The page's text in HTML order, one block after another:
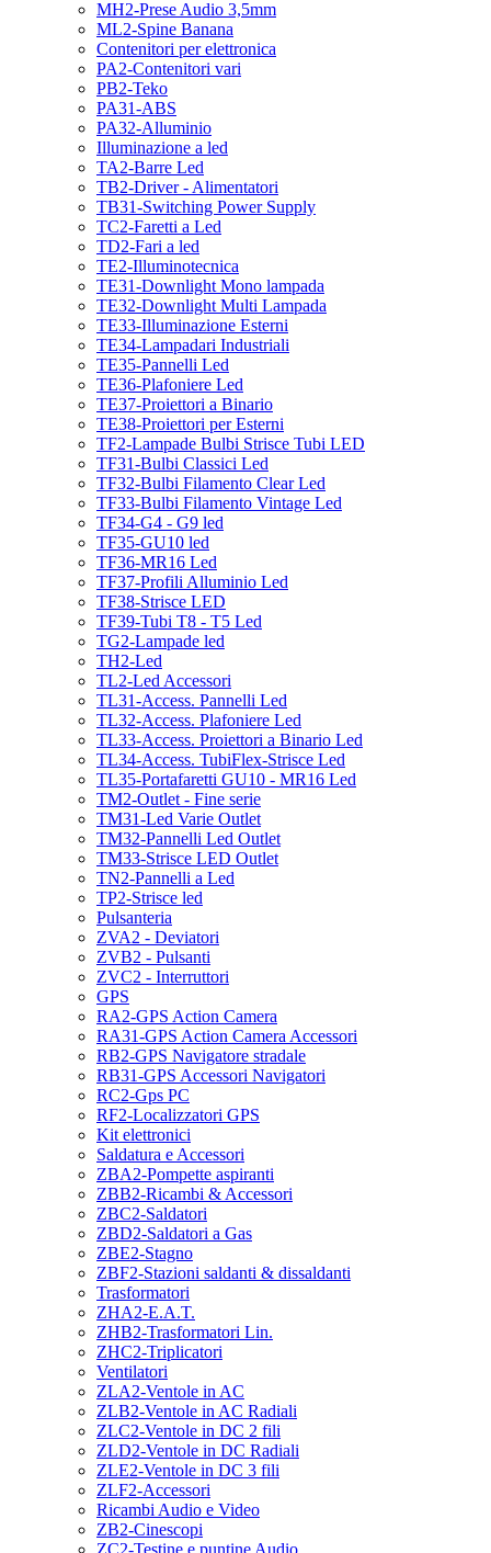
MH2-Prese Audio 3,5mm
ML2-Spine Banana
Contenitori per elettronica
PA2-Contenitori vari
PB2-Teko
PA31-ABS
PA32-Alluminio
Illuminazione a led
TA2-Barre Led
TB2-Driver - Alimentatori
TB31-Switching Power Supply
TC2-Faretti a Led
TD2-Fari a led
TE2-Illuminotecnica
TE31-Downlight Mono lampada
TE32-Downlight Multi Lampada
TE33-Illuminazione Esterni
TE34-Lampadari Industriali
TE35-Pannelli Led
TE36-Plafoniere Led
TE37-Proiettori a Binario
TE38-Proiettori per Esterni
TF2-Lampade Bulbi Strisce Tubi LED
TF31-Bulbi Classici Led
TF32-Bulbi Filamento Clear Led
TF33-Bulbi Filamento Vintage Led
TF34-G4 - G9 led
TF35-GU10 led
TF36-MR16 Led
TF37-Profili Alluminio Led
TF38-Strisce LED
TF39-Tubi T8 - T5 Led
TG2-Lampade led
TH2-Led
TL2-Led Accessori
TL31-Access. Pannelli Led
TL32-Access. Plafoniere Led
TL33-Access. Proiettori a Binario Led
TL34-Access. TubiFlex-Strisce Led
TL35-Portafaretti GU10 - MR16 Led
TM2-Outlet - Fine serie
TM31-Led Varie Outlet
TM32-Pannelli Led Outlet
TM33-Strisce LED Outlet
TN2-Pannelli a Led
TP2-Strisce led
Pulsanteria
ZVA2 - Deviatori
ZVB2 - Pulsanti
ZVC2 - Interruttori
GPS
RA2-GPS Action Camera
RA31-GPS Action Camera Accessori
RB2-GPS Navigatore stradale
RB31-GPS Accessori Navigatori
RC2-Gps PC
RF2-Localizzatori GPS
Kit elettronici
Saldatura e Accessori
ZBA2-Pompette aspiranti
ZBB2-Ricambi & Accessori
ZBC2-Saldatori
ZBD2-Saldatori a Gas
ZBE2-Stagno
ZBF2-Stazioni saldanti & dissaldanti
Trasformatori
ZHA2-E.A.T.
ZHB2-Trasformatori Lin.
ZHC2-Triplicatori
Ventilatori
ZLA2-Ventole in AC
ZLB2-Ventole in AC Radiali
ZLC2-Ventole in DC 2 fili
ZLD2-Ventole in DC Radiali
ZLE2-Ventole in DC 3 fili
ZLF2-Accessori
Ricambi Audio e Video
ZB2-Cinescopi
ZC2-Testine e puntine Audio